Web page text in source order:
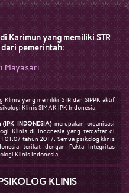
Karimun yang memiliki STR
dari pemerintah:
Mayasari
Klinis yang memiliki STR dan SIPPK aktif
Klinis SIMAK IPK Indonesia.
INDONESIA)merupakan organisasi
Klinis di Indonesia yang terdaftar di
tahun 2017. Semua psikolog klinis
terikat dengan Pakta Integritas
Klinis Indonesia.
KLINIS